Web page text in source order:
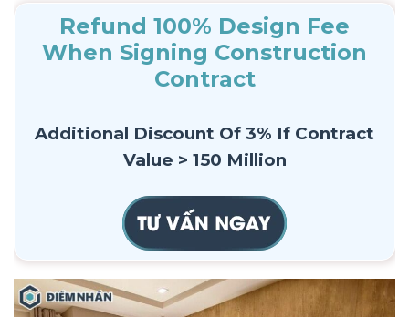
Refund 100% Design Fee
When Signing Construction
Contract
Additional Discount Of 3% If Contract
Value > 150 Million